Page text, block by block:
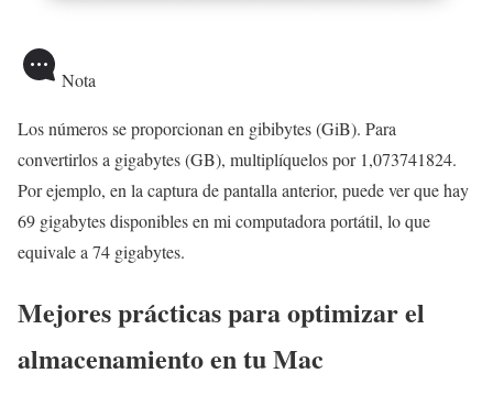
Nota
Los números se proporcionan en gibibytes (GiB). Para
convertirlos a gigabytes (GB), multiplíquelos por 1,073741824.
Por ejemplo, en la captura de pantalla anterior, puede ver que hay
69 gigabytes disponibles en mi computadora portátil, lo que
equivale a 74 gigabytes.
Mejores prácticas para optimizar el
almacenamiento en tu Mac